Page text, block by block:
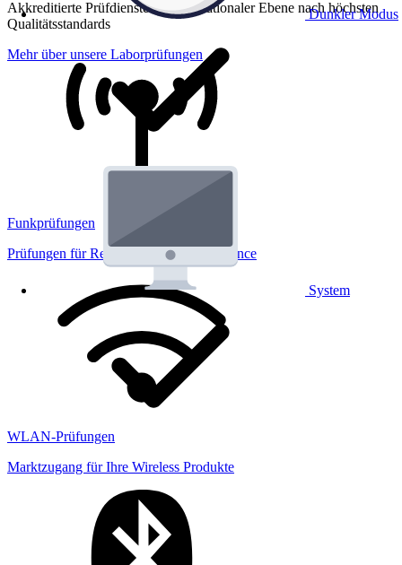
Dunkler Modus
System
Akkreditierte Prüfdienste auf internationaler Ebene nach höchsten
Qualitätsstandards
Mehr über unsere Laborprüfungen
Funkprüfungen
Prüfungen für Regulatorik und Performance
WLAN-Prüfungen
Marktzugang für Ihre Wireless Produkte